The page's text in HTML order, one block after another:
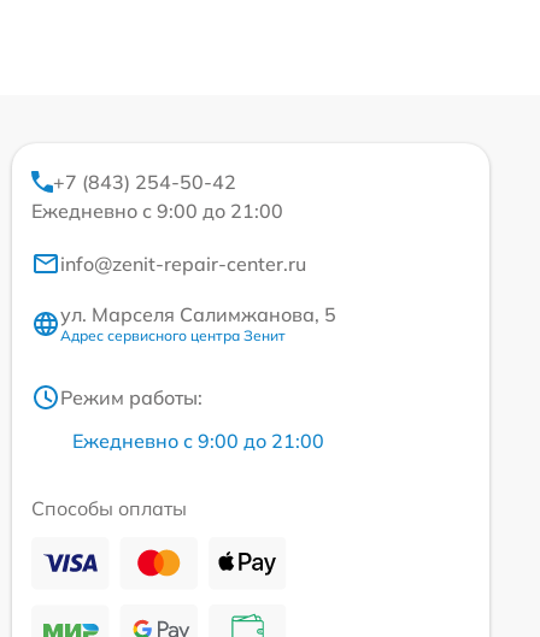
+7 (843) 254-50-42
Ежедневно с 9:00 до 21:00
info@zenit-repair-center.ru
ул. Марселя Салимжанова, 5
Адрес сервисного центра Зенит
Режим работы:
Ежедневно с 9:00 до 21:00
Способы оплаты